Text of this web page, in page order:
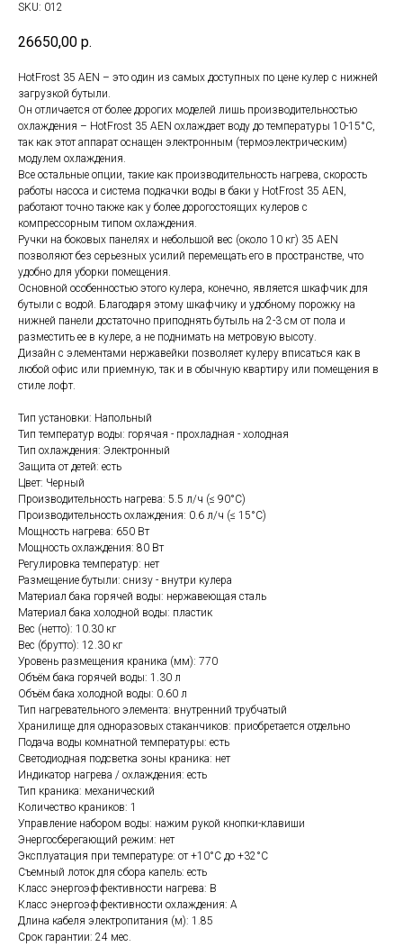
SKU: 012
26650,00 р.
HotFrost 35 AEN – это один из самых доступных по цене кулер с нижней
загрузкой бутыли.
Он отличается от более дорогих моделей лишь производительностью
охлаждения – HotFrost 35 AEN охлаждает воду до температуры 10-15°C,
так как этот аппарат оснащен электронным (термоэлектрическим)
модулем охлаждения.
Все остальные опции, такие как производительность нагрева, скорость
работы насоса и система подкачки воды в баки у HotFrost 35 AEN,
работают точно также как у более дорогостоящих кулеров с
компрессорным типом охлаждения.
Ручки на боковых панелях и небольшой вес (около 10 кг) 35 AEN
позволяют без серьезных усилий перемещать его в пространстве, что
удобно для уборки помещения.
Основной особенностью этого кулера, конечно, является шкафчик для
бутыли с водой. Благодаря этому шкафчику и удобному порожку на
нижней панели достаточно приподнять бутыль на 2-3 см от пола и
разместить ее в кулере, а не поднимать на метровую высоту.
Дизайн с элементами нержавейки позволяет кулеру вписаться как в
любой офис или приемную, так и в обычную квартиру или помещения в
стиле лофт.
Тип установки: Напольный
Тип температур воды: горячая - прохладная - холодная
Тип охлаждения: Электронный
Защита от детей: есть
Цвет: Черный
Производительность нагрева: 5.5 л/ч (≤ 90°C)
Производительность охлаждения: 0.6 л/ч (≤ 15°C)
Мощность нагрева: 650 Вт
Мощность охлаждения: 80 Вт
Регулировка температур: нет
Размещение бутыли: снизу - внутри кулера
Материал бака горячей воды: нержавеющая сталь
Материал бака холодной воды: пластик
Вес (нетто): 10.30 кг
Вес (брутто): 12.30 кг
Уровень размещения краника (мм): 770
Объём бака горячей воды: 1.30 л
Объём бака холодной воды: 0.60 л
Тип нагревательного элемента: внутренний трубчатый
Хранилище для одноразовых стаканчиков: приобретается отдельно
Подача воды комнатной температуры: есть
Светодиодная подсветка зоны краника: нет
Индикатор нагрева / охлаждения: есть
Тип краника: механический
Количество краников: 1
Управление набором воды: нажим рукой кнопки-клавиши
Энергосберегающий режим: нет
Эксплуатация при температуре: от +10°C до +32°C
Съемный лоток для сбора капель: есть
Класс энергоэффективности нагрева: B
Класс энергоэффективности охлаждения: A
Длина кабеля электропитания (м): 1.85
Срок гарантии: 24 мес.